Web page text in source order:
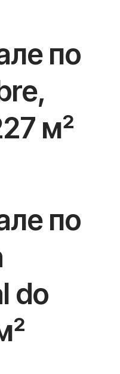
по
м²
по
do